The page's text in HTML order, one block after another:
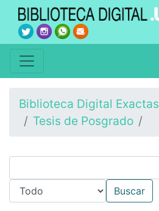
Biblioteca Digital Exactas
Tesis de Posgrado